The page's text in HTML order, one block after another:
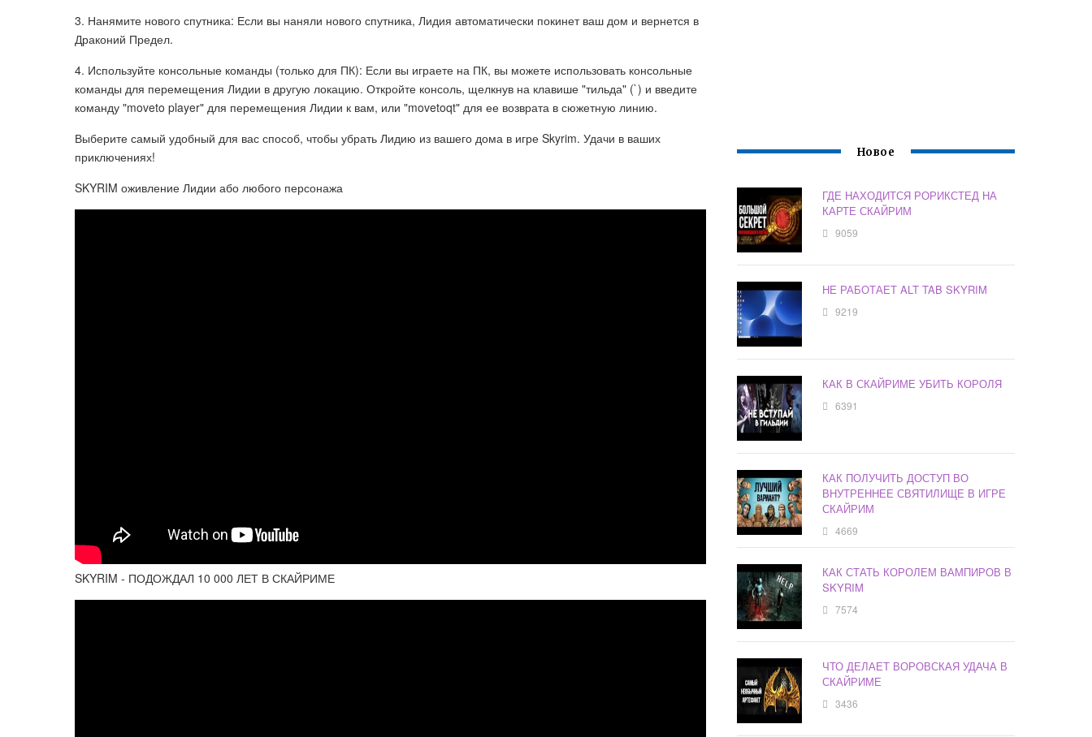
3. Нанямите нового спутника: Если вы наняли нового спутника, Лидия автоматически покинет ваш дом и вернется в
Драконий Предел.
4. Используйте консольные команды (только для ПК): Если вы играете на ПК, вы можете использовать консольные
команды для перемещения Лидии в другую локацию. Откройте консоль, щелкнув на клавише "тильда" (`) и введите
команду "moveto player" для перемещения Лидии к вам, или "movetoqt" для ее возврата в сюжетную линию.
Выберите самый удобный для вас способ, чтобы убрать Лидию из вашего дома в игре Skyrim. Удачи в ваших
приключениях!
SKYRIM оживление Лидии або любого персонажа
SKYRIM - ПОДОЖДАЛ 10 000 ЛЕТ В СКАЙРИМЕ
Новое
ГДЕ НАХОДИТСЯ РОРИКСТЕД НА
КАРТЕ СКАЙРИМ
9059
НЕ РАБОТАЕТ ALT TAB SKYRIM
9219
КАК В СКАЙРИМЕ УБИТЬ КОРОЛЯ
6391
КАК ПОЛУЧИТЬ ДОСТУП ВО
ВНУТРЕННЕЕ СВЯТИЛИЩЕ В ИГРЕ
СКАЙРИМ
4669
КАК СТАТЬ КОРОЛЕМ ВАМПИРОВ В
SKYRIM
7574
ЧТО ДЕЛАЕТ ВОРОВСКАЯ УДАЧА В
СКАЙРИМЕ
3436